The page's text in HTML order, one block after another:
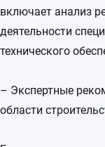
включает анализ
деятельности
технического
– Экспертные
области